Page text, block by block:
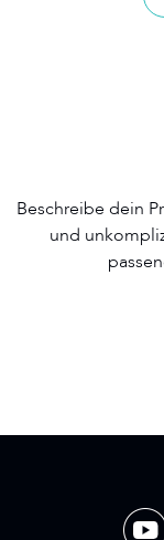
Beschreibe dein
und